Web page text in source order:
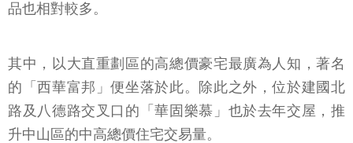
品也相對較多。
其中，以大直重劃區的高總價豪宅最廣為人知，著名
的「西華富邦」便坐落於此。除此之外，位於建國北
路及八德路交叉口的「華固樂慕」也於去年交屋，推
升中山區的中高總價住宅交易量。